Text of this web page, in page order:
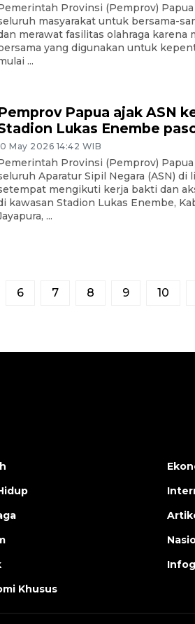
Provinsi (Pemprov)
masyarakat untuk bersama-
merawat fasilitas olahraga karena
yang digunakan untuk
...
Papua ajak ASN
Lukas Enembe
May 2026 14:42 WIB
Provinsi (Pemprov)
Aparatur Sipil Negara (ASN) di
mengikuti kerja bakti dan
kawasan Stadion Lukas Enembe,
...
6 7 8 9 10
Khusus